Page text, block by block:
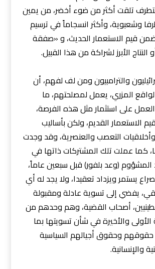
تلقت أكثر من ضوء أخضر، من يمين
وشعبوية، وأكثر انسجاماً في ترسيم
قيم الاستعمار الحديث، و «صفقة
الأبرز لشراكة من هذا القبيل.
والترامبيون ومن لف لفهم، أن
المزري، يعمل لمصلحتهم، ما
على استثمار مثل هذه الفرصة،
الاستعمار القديم، ولكن بأساليب
التعصب والعنصرية، وقد وجدت
كما عملت تلك المشتركات ذاتها في
المشؤوم (وعد بلفور) قبل سبعين عاماً،
يستمر ويزداد تعقيدا، ولا يجد له أي
يفضي إلى تسوية عادلة ومقبولة
أصحاب القضية، وهم وحدهم من
والأخيرة في شأن تسويتها بما
وحقوق أجيالهم السياسية
والإنسانية.